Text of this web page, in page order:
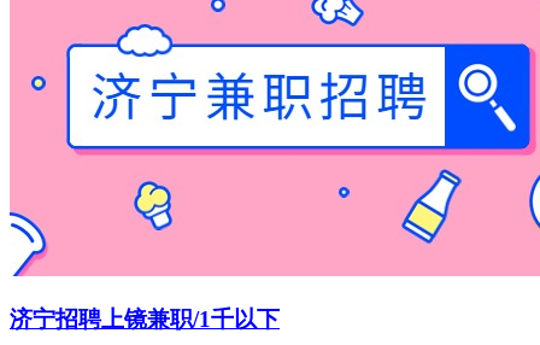
济宁招聘上镜兼职/1千以下